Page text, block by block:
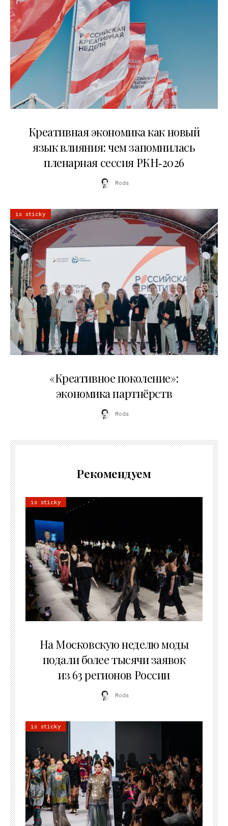
Креативная экономика как новый
язык влияния: чем запомнилась
пленарная сессия РКН‑2026
Moda
is sticky
«Креативное поколение»:
экономика партнёрств
Moda
Рекомендуем
is sticky
На Московскую неделю моды
подали более тысячи заявок
из 63 регионов России
Moda
is sticky